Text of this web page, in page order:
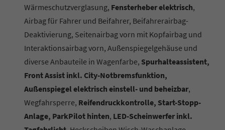
Wärmeschutzverglasung, Fensterheber elektrisch,
Airbag für Fahrer und Beifahrer, Beifahrerairbag-
Deaktivierung, Seitenairbag vorn mit Kopfairbag und
Interaktionsairbag vorn, Außenspiegelgehäuse und
diverse Anbauteile in Wagenfarbe, Spurhalteassistent,
Front Assist inkl. City-Notbremsfunktion,
Außenspiegel elektrisch einstell- und beheizbar,
Wegfahrsperre, Reifendruckkontrolle, Start-Stopp-
Anlage, ParkPilot hinten, LED-Scheinwerfer inkl.